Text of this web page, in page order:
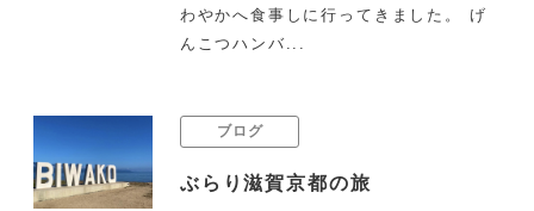
わやかへ食事しに行ってきました。 げ
んこつハンバ...
ブログ
ぶらり滋賀京都の旅